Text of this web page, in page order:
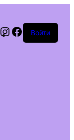
LinkedInInstagram
Facebook
Войти